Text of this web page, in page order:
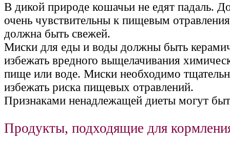
В дикой природе кошачьи не едят падаль.
очень чувствительны к пищевым
должна быть свежей.
Миски для еды и воды должны быть
избежать вредного выщелачивания
пище или воде. Миски необходимо
избежать риска пищевых отравлений.
Признаками ненадлежащей диеты могут
Продукты, подходящие для